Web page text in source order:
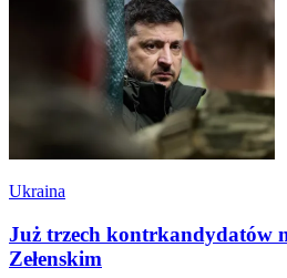
Ukraina
Już trzech kontrkandydatów
Zełenskim